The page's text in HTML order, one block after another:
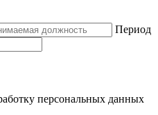
Период
персональных данных